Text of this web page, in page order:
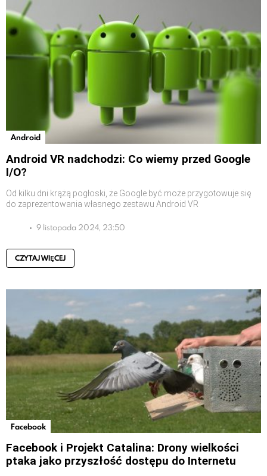
Android
Android VR nadchodzi: Co wiemy przed Google
I/O?
Od kilku dni krążą pogłoski, że Google być może przygotowuje się
do zaprezentowania własnego zestawu Android VR
9 listopada 2024, 23:50
CZYTAJ WIĘCEJ
Facebook
Facebook i Projekt Catalina: Drony wielkości
ptaka jako przyszłość dostępu do Internetu